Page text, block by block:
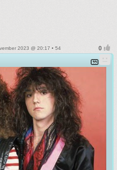
2023 @ 20:17 • 54